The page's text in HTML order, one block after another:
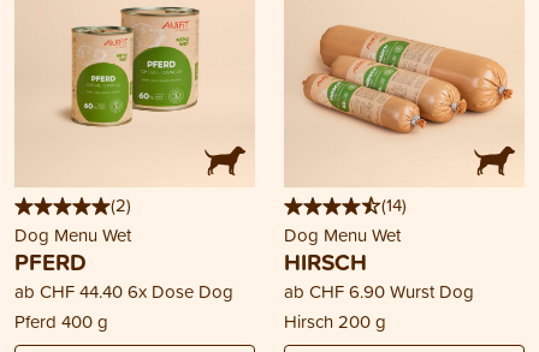
(2)
Dog Menu Wet
PFERD
ab CHF 44.406x Dose Dog
Pferd 400 g
(14)
Dog Menu Wet
HIRSCH
ab CHF 6.90Wurst Dog
Hirsch 200 g